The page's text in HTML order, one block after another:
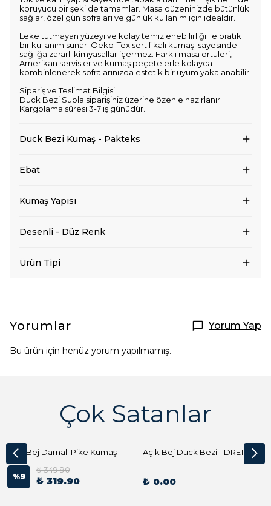
koruyucu bir şekilde tamamlar. Masa düzeninizde bütünlük
sağlar, özel gün sofraları ve günlük kullanım için idealdir.
Leke tutmayan yüzeyi ve kolay temizlenebilirliği ile pratik
bir kullanım sunar. Oeko-Tex sertifikalı kumaşı sayesinde
sağlığa zararlı kimyasallar içermez. Farklı masa örtüleri,
Amerikan servisler ve kumaş peçetelerle kolayca
kombinlenerek sofralarınızda estetik bir uyum yakalanabilir.
Sipariş ve Teslimat Bilgisi:
Duck Bezi Supla siparişiniz üzerine özenle hazırlanır.
Kargolama süresi 3-7 iş günüdür.
Duck Bezi Kumaş - Pakteks
Ebat
Kumaş Yapısı
Desenli - Düz Renk
Ürün Tipi
Yorumlar Yorum Yap
Bu ürün için henüz yorum yapılmamış.
Çok Satanlar
Açık Bej Damalı Pike Kumaş
%9
₺ 349.90
₺ 319.90
Açık Bej Duck Bezi - DRE1144 Kumaş Peçete
₺ 0.00